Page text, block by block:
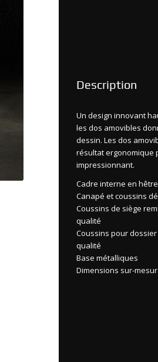
Description
Un design innovant
les dos amovibles
dessin. Les dos
résultat ergonomique
impressionnant.
Cadre interne en hêtre
Canapé et coussins
Coussins de siège
qualité
Coussins pour
qualité
Base métalliques
Dimensions sur-